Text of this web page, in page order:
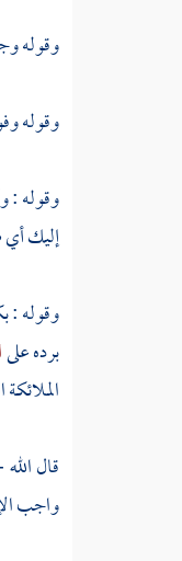
وقوله
وقوله
وقوله :
إليك
وقوله :
برده على
قال
واجب